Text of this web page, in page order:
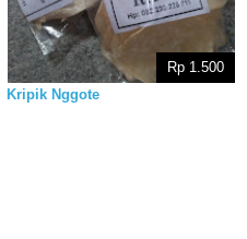
Kripik Nggote
Rp 1.500